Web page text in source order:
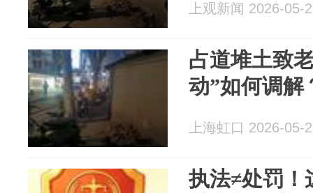
上观新闻 2026-05-
占道堆土致
动”如何调解
上海虹口 2026-05-
执法≠处罚！